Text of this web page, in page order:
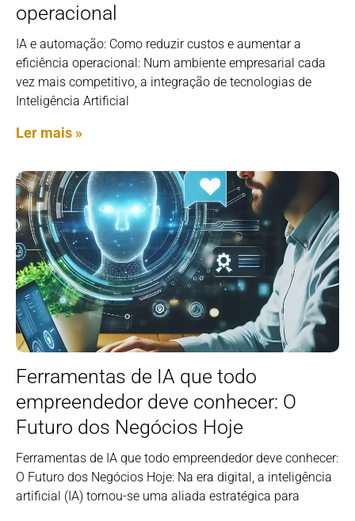
operacional
IA e automação: Como reduzir custos e aumentar a
eficiência operacional: Num ambiente empresarial cada
vez mais competitivo, a integração de tecnologias de
Inteligência Artificial
Ler mais »
Ferramentas de IA que todo
empreendedor deve conhecer: O
Futuro dos Negócios Hoje
Ferramentas de IA que todo empreendedor deve conhecer:
O Futuro dos Negócios Hoje: Na era digital, a inteligência
artificial (IA) tornou-se uma aliada estratégica para